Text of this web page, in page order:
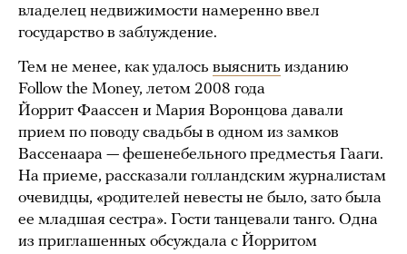
владелец недвижимости намеренно ввел
государство в заблуждение.
Тем не менее, как удалось выяснить изданию
Follow the Money, летом 2008 года
Йоррит Фаассен и Мария Воронцова давали
прием по поводу свадьбы в одном из замков
Вассенаара — фешенебельного предместья Гааги.
На приеме, рассказали голландским журналистам
очевидцы, «родителей невесты не было, зато была
ее младшая сестра». Гости танцевали танго. Одна
из приглашенных обсуждала с Йорритом